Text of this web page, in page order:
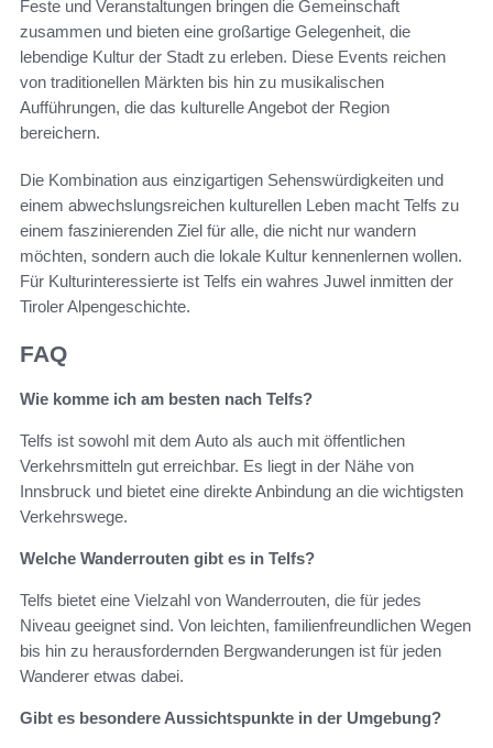
Feste und Veranstaltungen bringen die Gemeinschaft
zusammen und bieten eine großartige Gelegenheit, die
lebendige Kultur der Stadt zu erleben. Diese Events reichen
von traditionellen Märkten bis hin zu musikalischen
Aufführungen, die das kulturelle Angebot der Region
bereichern.
Die Kombination aus einzigartigen Sehenswürdigkeiten und
einem abwechslungsreichen kulturellen Leben macht Telfs zu
einem faszinierenden Ziel für alle, die nicht nur wandern
möchten, sondern auch die lokale Kultur kennenlernen wollen.
Für Kulturinteressierte ist Telfs ein wahres Juwel inmitten der
Tiroler Alpengeschichte.
FAQ
Wie komme ich am besten nach Telfs?
Telfs ist sowohl mit dem Auto als auch mit öffentlichen
Verkehrsmitteln gut erreichbar. Es liegt in der Nähe von
Innsbruck und bietet eine direkte Anbindung an die wichtigsten
Verkehrswege.
Welche Wanderrouten gibt es in Telfs?
Telfs bietet eine Vielzahl von Wanderrouten, die für jedes
Niveau geeignet sind. Von leichten, familienfreundlichen Wegen
bis hin zu herausfordernden Bergwanderungen ist für jeden
Wanderer etwas dabei.
Gibt es besondere Aussichtspunkte in der Umgebung?